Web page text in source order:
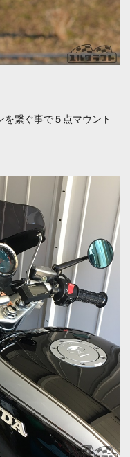
繋ぐ事で５点マウント